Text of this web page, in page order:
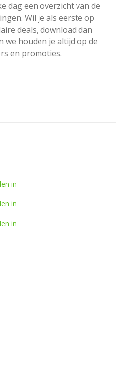
dag een overzicht van de
Wil je als eerste op
deals, download dan
we houden je altijd op de
en promoties.
in
in
in